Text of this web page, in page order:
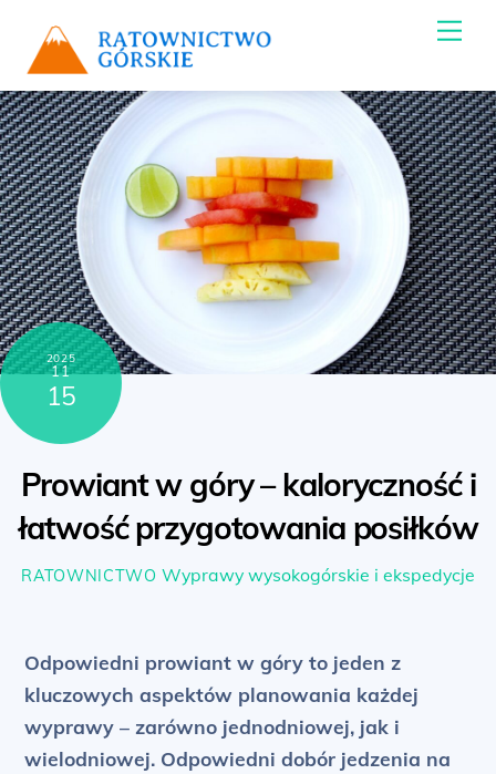
content
2025
11
15
Prowiant w góry – kaloryczność i
łatwość przygotowania posiłków
RATOWNICTWO Wyprawy wysokogórskie i ekspedycje
Odpowiedni prowiant w góry to jeden z
kluczowych aspektów planowania każdej
wyprawy – zarówno jednodniowej, jak i
wielodniowej. Odpowiedni dobór jedzenia na